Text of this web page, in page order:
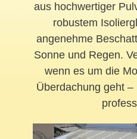
aus hochwertiger
robustem
angenehme
Sonne und Regen.
wenn es um die
Überdachung geht